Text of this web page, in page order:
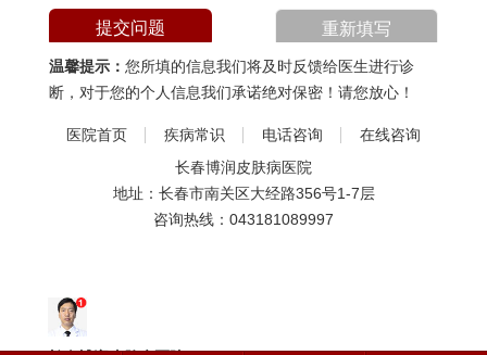
温馨提示： 您所填的信息我们将及时反馈给医生进行诊
断，对于您的个人信息我们承诺绝对保密！请您放心！
医院首页 疾病常识 电话咨询
在线咨询
长春博润皮肤病医院
地址：长春市南关区大经路356号1-7层
咨询热线： 043181089997